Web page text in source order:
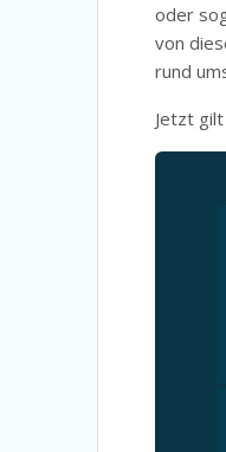
oder
von
rund
Jetzt